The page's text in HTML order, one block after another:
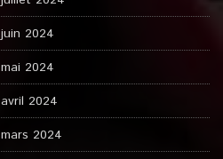
juin 2024
mai 2024
avril 2024
mars 2024